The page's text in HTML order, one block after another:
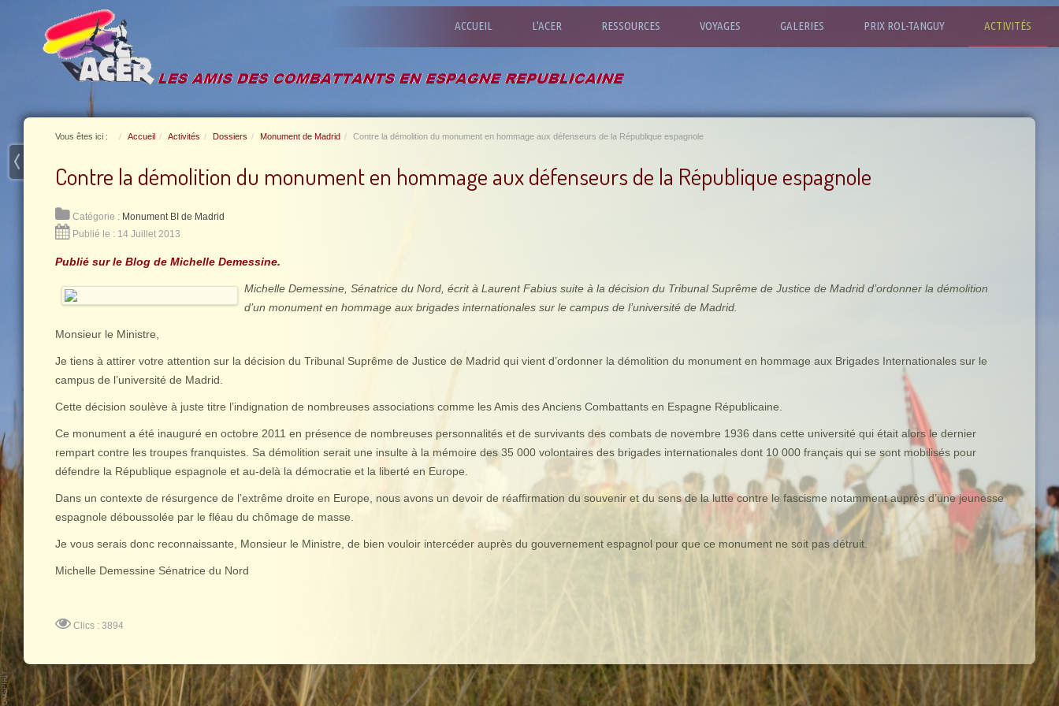
ACCUEIL L'ACER RESSOURCES VOYAGES GALERIES PRIX ROL-TANGUY ACTIVITÉS
Vous êtes ici : Accueil Activités Dossiers Monument de Madrid Contre la démolition du monument en hommage aux défenseurs de la République espagnole
Contre la démolition du monument en hommage aux défenseurs de la République espagnole
Catégorie : Monument BI de Madrid
Publié le : 14 Juillet 2013
Publié sur le Blog de Michelle Demessine.
Michelle Demessine, Sénatrice du Nord, écrit à Laurent Fabius suite à la décision du Tribunal Suprême de Justice de Madrid d’ordonner la démolition
d’un monument en hommage aux brigades internationales sur le campus de l’université de Madrid.
Monsieur le Ministre,
Je tiens à attirer votre attention sur la décision du Tribunal Suprême de Justice de Madrid qui vient d’ordonner la démolition du monument en hommage aux Brigades Internationales sur le
campus de l’université de Madrid.
Cette décision soulève à juste titre l’indignation de nombreuses associations comme les Amis des Anciens Combattants en Espagne Républicaine.
Ce monument a été inauguré en octobre 2011 en présence de nombreuses personnalités et de survivants des combats de novembre 1936 dans cette université qui était alors le dernier
rempart contre les troupes franquistes. Sa démolition serait une insulte à la mémoire des 35 000 volontaires des brigades internationales dont 10 000 français qui se sont mobilisés pour
défendre la République espagnole et au-delà la démocratie et la liberté en Europe.
Dans un contexte de résurgence de l’extrême droite en Europe, nous avons un devoir de réaffirmation du souvenir et du sens de la lutte contre le fascisme notamment auprès d’une jeunesse
espagnole déboussolée par le fléau du chômage de masse.
Je vous serais donc reconnaissante, Monsieur le Ministre, de bien vouloir intercéder auprès du gouvernement espagnol pour que ce monument ne soit pas détruit.
Michelle Demessine Sénatrice du Nord
Clics : 3894